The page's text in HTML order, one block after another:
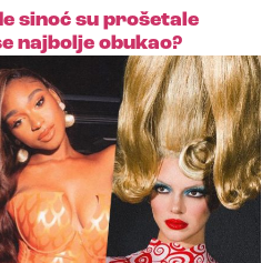
sinoć su prošetale
najbolje obukao?